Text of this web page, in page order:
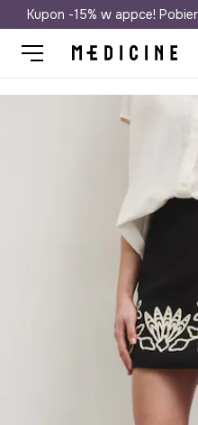
Darmowa
Kupon -15% w appce!